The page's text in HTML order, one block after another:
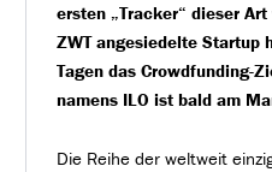
ersten „Tracker“ dieser
ZWT angesiedelte Startup
Tagen das Crowdfunding-
namens ILO ist bald am
Die Reihe der weltweit